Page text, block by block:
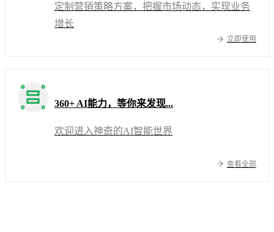
定制营销策略方案，把握市场动态，实现业务
增长
立即使用
360+ AI能力，等你来发现...
欢迎进入神奇的AI智能世界
查看全部